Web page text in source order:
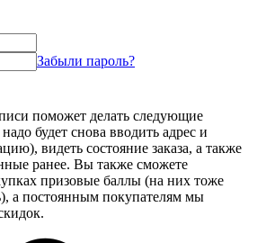
Забыли пароль?
поможет делать следующие
будет снова вводить адрес и
видеть состояние заказа, а также
ранее. Вы также сможете
призовые баллы (на них тоже
а постоянным покупателям мы